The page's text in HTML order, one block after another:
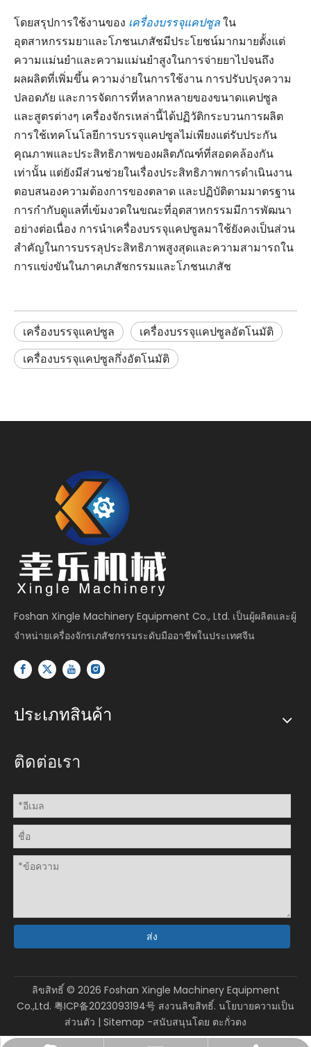
โดยสรุปการใช้งานของ เครื่องบรรจุแคปซูลใน
อุตสาหกรรมยาและโภชนเภสัชมีประโยชน์มากมายตั้งแต่
ความแม่นยำและความแม่นยำสูงในการจ่ายยาไปจนถึง
ผลผลิตที่เพิ่มขึ้น ความง่ายในการใช้งาน การปรับปรุงความ
ปลอดภัย และการจัดการที่หลากหลายของขนาดแคปซูล
และสูตรต่างๆ เครื่องจักรเหล่านี้ได้ปฏิวัติกระบวนการผลิต
การใช้เทคโนโลยีการบรรจุแคปซูลไม่เพียงแต่รับประกัน
คุณภาพและประสิทธิภาพของผลิตภัณฑ์ที่สอดคล้องกัน
เท่านั้น แต่ยังมีส่วนช่วยในเรื่องประสิทธิภาพการดำเนินงาน
ตอบสนองความต้องการของตลาด และปฏิบัติตามมาตรฐาน
การกำกับดูแลที่เข้มงวดในขณะที่อุตสาหกรรมมีการพัฒนา
อย่างต่อเนื่อง การนำเครื่องบรรจุแคปซูลมาใช้ยังคงเป็นส่วน
สำคัญในการบรรลุประสิทธิภาพสูงสุดและความสามารถใน
การแข่งขันในภาคเภสัชกรรมและโภชนเภสัช
เครื่องบรรจุแคปซูล
เครื่องบรรจุแคปซูลอัตโนมัติ
เครื่องบรรจุแคปซูลกึ่งอัตโนมัติ
Foshan Xingle Machinery Equipment Co., Ltd. เป็นผู้ผลิตและผู้
จำหน่ายเครื่องจักรเภสัชกรรมระดับมืออาชีพในประเทศจีน
ประเภทสินค้า
ติดต่อเรา
ส่ง
ลิขสิทธิ์ © 2026 Foshan Xingle Machinery Equipment
Co.,Ltd. 粤ICP备2023093194号 สงวนลิขสิทธิ์. นโยบายความเป็น
ส่วนตัว | Sitemap -สนับสนุนโดย ตะกั่วตง